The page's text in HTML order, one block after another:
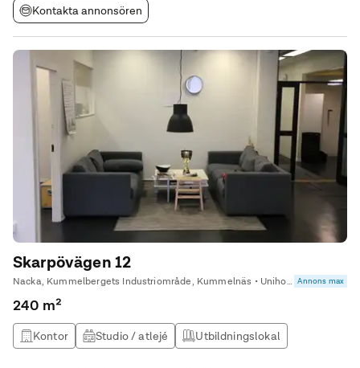
Kontakta annonsören
Skarpövägen 12
Nacka, Kummelbergets Industriområde, Kummelnäs • Unihome AB Annons max
240 m²
Kontor Studio / atlejé
Utbildningslokal